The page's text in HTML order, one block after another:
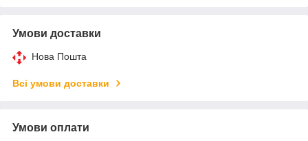
Умови доставки
Нова Пошта
Всі умови доставки
Умови оплати